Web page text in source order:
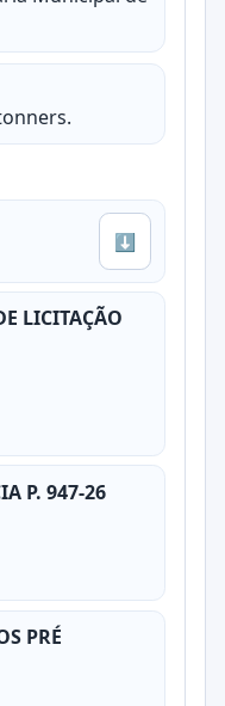
⬇
LICITAÇÃO
P. 947-26
PRÉ